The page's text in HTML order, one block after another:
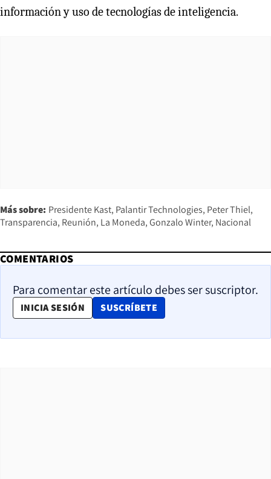
información y uso de tecnologías de inteligencia.
Más sobre: Presidente Kast Palantir Technologies Peter Thiel
Transparencia Reunión La Moneda Gonzalo Winter Nacional
COMENTARIOS
Para comentar este artículo debes ser suscriptor.
INICIA SESIÓN SUSCRÍBETE
OPENS IN NEW WINDOW